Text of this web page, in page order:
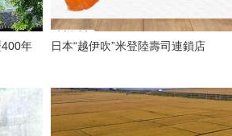
400年
日本“越伊吹”米登陸壽司連鎖店